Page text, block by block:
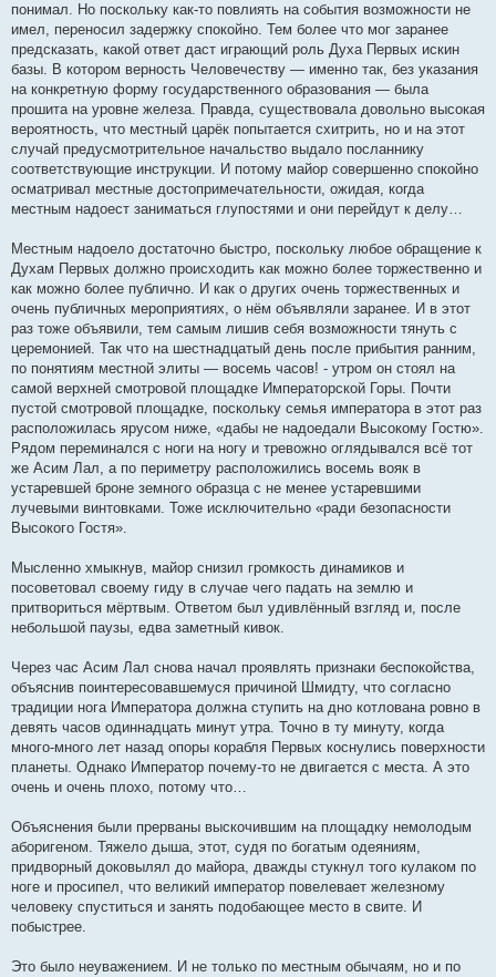
понимал. Но поскольку как-то повлиять на события возможности не
имел, переносил задержку спокойно. Тем более что мог заранее
предсказать, какой ответ даст играющий роль Духа Первых искин
базы. В котором верность Человечеству — именно так, без указания
на конкретную форму государственного образования — была
прошита на уровне железа. Правда, существовала довольно высокая
вероятность, что местный царёк попытается схитрить, но и на этот
случай предусмотрительное начальство выдало посланнику
соответствующие инструкции. И потому майор совершенно спокойно
осматривал местные достопримечательности, ожидая, когда
местным надоест заниматься глупостями и они перейдут к делу…
Местным надоело достаточно быстро, поскольку любое обращение к
Духам Первых должно происходить как можно более торжественно и
как можно более публично. И как о других очень торжественных и
очень публичных мероприятиях, о нём объявляли заранее. И в этот
раз тоже объявили, тем самым лишив себя возможности тянуть с
церемонией. Так что на шестнадцатый день после прибытия ранним,
по понятиям местной элиты — восемь часов! - утром он стоял на
самой верхней смотровой площадке Императорской Горы. Почти
пустой смотровой площадке, поскольку семья императора в этот раз
расположилась ярусом ниже, «дабы не надоедали Высокому Гостю».
Рядом переминался с ноги на ногу и тревожно оглядывался всё тот
же Асим Лал, а по периметру расположились восемь вояк в
устаревшей броне земного образца с не менее устаревшими
лучевыми винтовками. Тоже исключительно «ради безопасности
Высокого Гостя».
Мысленно хмыкнув, майор снизил громкость динамиков и
посоветовал своему гиду в случае чего падать на землю и
притвориться мёртвым. Ответом был удивлённый взгляд и, после
небольшой паузы, едва заметный кивок.
Через час Асим Лал снова начал проявлять признаки беспокойства,
объяснив поинтересовавшемуся причиной Шмидту, что согласно
традиции нога Императора должна ступить на дно котлована ровно в
девять часов одиннадцать минут утра. Точно в ту минуту, когда
много-много лет назад опоры корабля Первых коснулись поверхности
планеты. Однако Император почему-то не двигается с места. А это
очень и очень плохо, потому что…
Объяснения были прерваны выскочившим на площадку немолодым
аборигеном. Тяжело дыша, этот, судя по богатым одеяниям,
придворный доковылял до майора, дважды стукнул того кулаком по
ноге и просипел, что великий император повелевает железному
человеку спуститься и занять подобающее место в свите. И
побыстрее.
Это было неуважением. И не только по местным обычаям, но и по